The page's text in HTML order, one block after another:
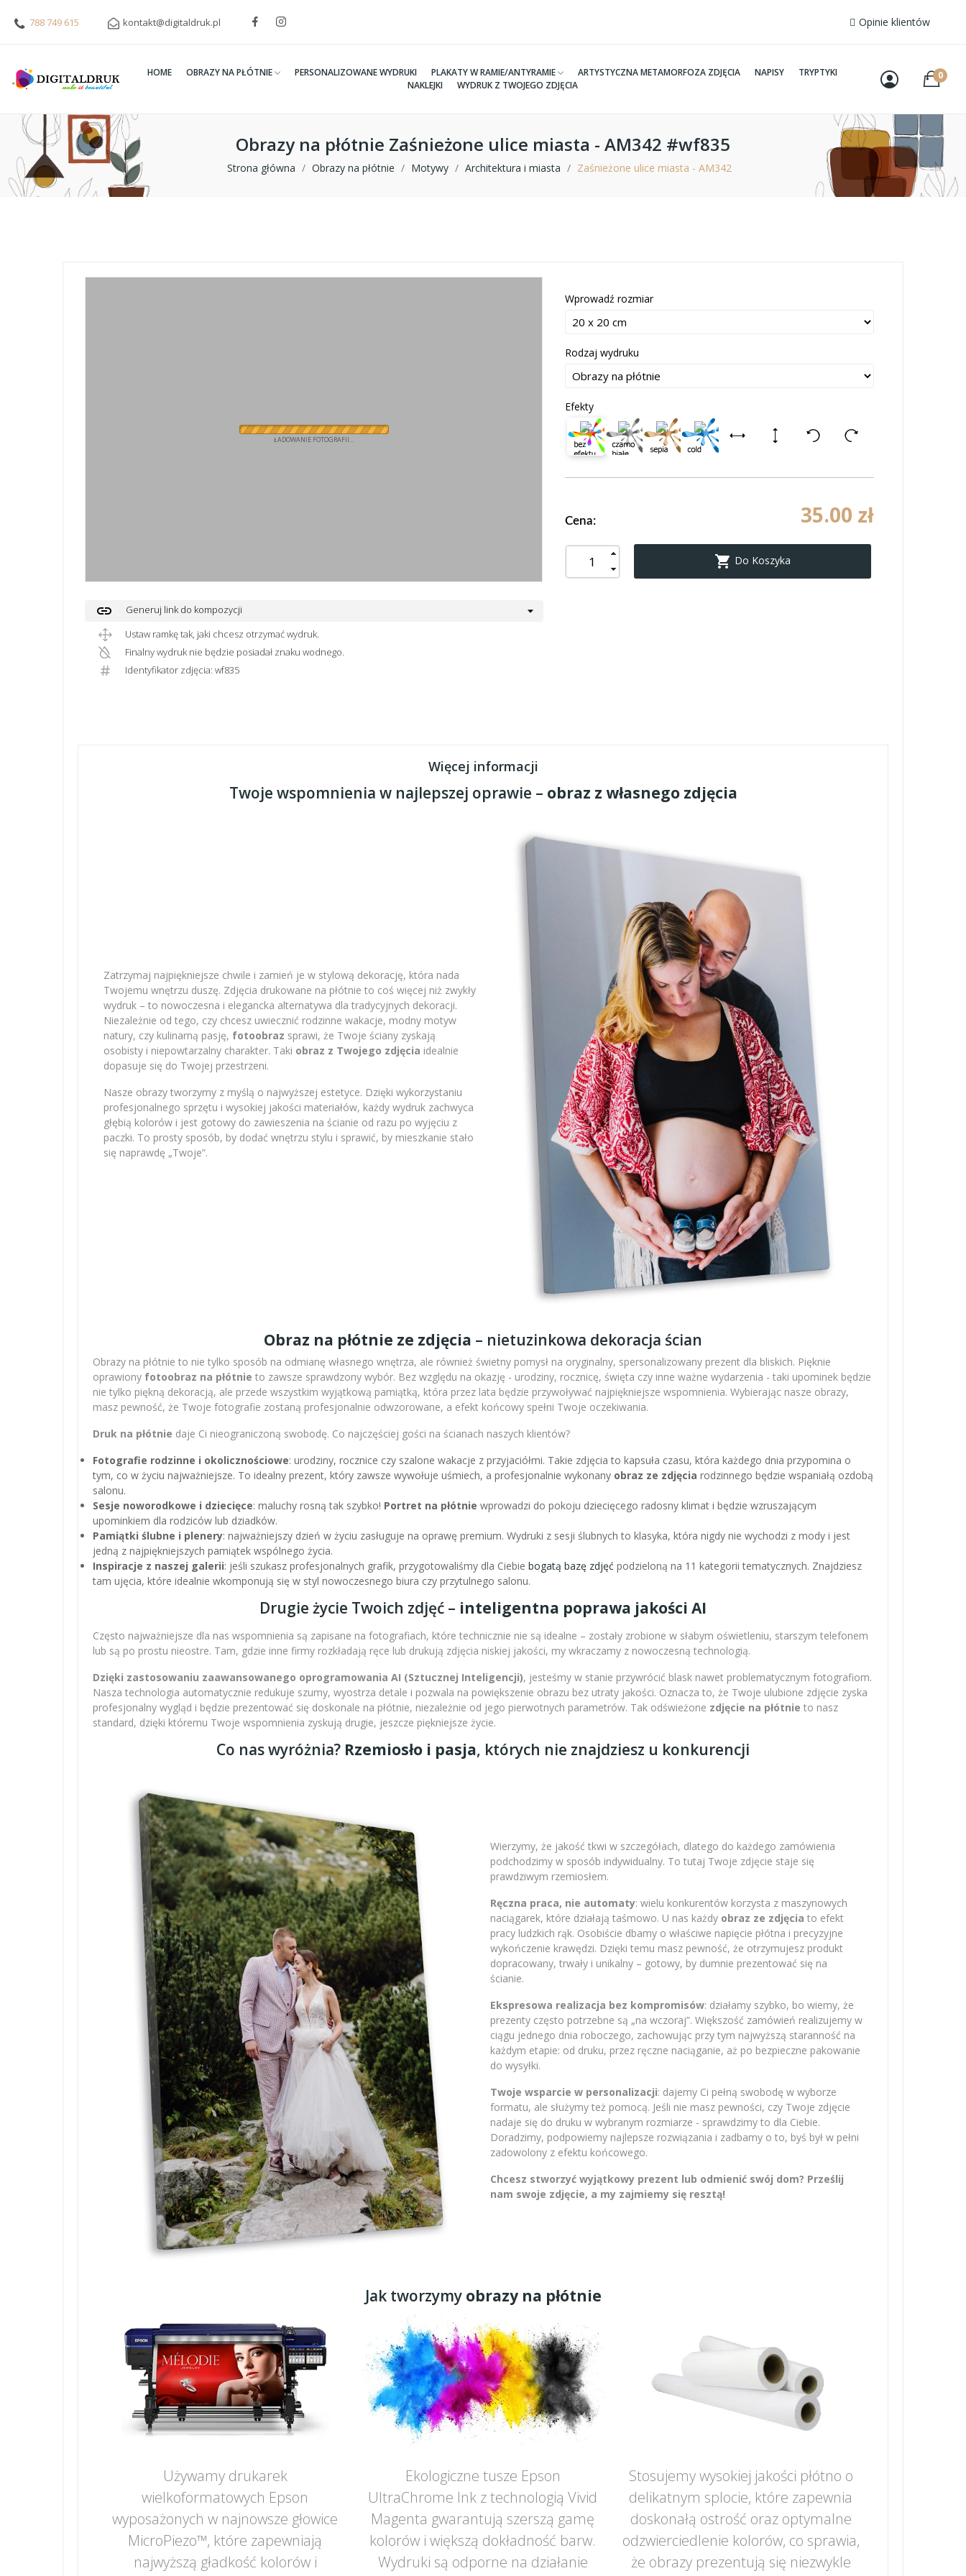
788 749 615 kontakt@digitaldruk.pl Opinie klientów
HOME OBRAZY NA PŁÓTNIE PERSONALIZOWANE WYDRUKI PLAKATY W RAMIE/ANTYRAMIE ARTYSTYCZNA METAMORFOZA ZDJĘCIA NAPISY
TRYPTYKI
NAKLEJKI
WYDRUK Z TWOJEGO ZDJĘCIA
0
Obrazy na płótnie Zaśnieżone ulice miasta - AM342 #wf835
Strona główna Obrazy na płótnie Motywy Architektura i miasta Zaśnieżone ulice miasta - AM342
ŁADOWANIE FOTOGRAFII...
link
Generuj link do kompozycji
Ustaw ramkę tak, jaki chcesz otrzymać wydruk.
Finalny wydruk nie będzie posiadał znaku wodnego.
Identyfikator zdjęcia: wf835
Wprowadź rozmiar
Rodzaj wydruku
Efekty
Cena: 35.00 zł
 Do Koszyka
Więcej informacji
Twoje wspomnienia w najlepszej oprawie – obraz z własnego zdjęcia
Zatrzymaj najpiękniejsze chwile i zamień je w stylową dekorację, która nada
Twojemu wnętrzu duszę. Zdjęcia drukowane na płótnie to coś więcej niż zwykły
wydruk – to nowoczesna i elegancka alternatywa dla tradycyjnych dekoracji.
Niezależnie od tego, czy chcesz uwiecznić rodzinne wakacje, modny motyw
natury, czy kulinarną pasję, fotoobraz sprawi, że Twoje ściany zyskają
osobisty i niepowtarzalny charakter. Taki obraz z Twojego zdjęcia idealnie
dopasuje się do Twojej przestrzeni.
Nasze obrazy tworzymy z myślą o najwyższej estetyce. Dzięki wykorzystaniu
profesjonalnego sprzętu i wysokiej jakości materiałów, każdy wydruk zachwyca
głębią kolorów i jest gotowy do zawieszenia na ścianie od razu po wyjęciu z
paczki. To prosty sposób, by dodać wnętrzu stylu i sprawić, by mieszkanie stało
się naprawdę „Twoje”.
Obraz na płótnie ze zdjęcia – nietuzinkowa dekoracja ścian
Obrazy na płótnie to nie tylko sposób na odmianę własnego wnętrza, ale również świetny pomysł na oryginalny, spersonalizowany prezent dla bliskich. Pięknie
oprawiony fotoobraz na płótnie to zawsze sprawdzony wybór. Bez względu na okazję - urodziny, rocznicę, święta czy inne ważne wydarzenia - taki upominek będzie
nie tylko piękną dekoracją, ale przede wszystkim wyjątkową pamiątką, która przez lata będzie przywoływać najpiękniejsze wspomnienia. Wybierając nasze obrazy,
masz pewność, że Twoje fotografie zostaną profesjonalnie odwzorowane, a efekt końcowy spełni Twoje oczekiwania.
Druk na płótnie daje Ci nieograniczoną swobodę. Co najczęściej gości na ścianach naszych klientów?
Fotografie rodzinne i okolicznościowe: urodziny, rocznice czy szalone wakacje z przyjaciółmi. Takie zdjęcia to kapsuła czasu, która każdego dnia przypomina o
tym, co w życiu najważniejsze. To idealny prezent, który zawsze wywołuje uśmiech, a profesjonalnie wykonany obraz ze zdjęcia rodzinnego będzie wspaniałą ozdobą
salonu.
Sesje noworodkowe i dziecięce: maluchy rosną tak szybko! Portret na płótnie wprowadzi do pokoju dziecięcego radosny klimat i będzie wzruszającym
upominkiem dla rodziców lub dziadków.
Pamiątki ślubne i plenery: najważniejszy dzień w życiu zasługuje na oprawę premium. Wydruki z sesji ślubnych to klasyka, która nigdy nie wychodzi z mody i jest
jedną z najpiękniejszych pamiątek wspólnego życia.
Inspiracje z naszej galerii: jeśli szukasz profesjonalnych grafik, przygotowaliśmy dla Ciebie bogatą bazę zdjęć podzieloną na 11 kategorii tematycznych. Znajdziesz
tam ujęcia, które idealnie wkomponują się w styl nowoczesnego biura czy przytulnego salonu.
Drugie życie Twoich zdjęć – inteligentna poprawa jakości AI
Często najważniejsze dla nas wspomnienia są zapisane na fotografiach, które technicznie nie są idealne – zostały zrobione w słabym oświetleniu, starszym telefonem
lub są po prostu nieostre. Tam, gdzie inne firmy rozkładają ręce lub drukują zdjęcia niskiej jakości, my wkraczamy z nowoczesną technologią.
Dzięki zastosowaniu zaawansowanego oprogramowania AI (Sztucznej Inteligencji), jesteśmy w stanie przywrócić blask nawet problematycznym fotografiom.
Nasza technologia automatycznie redukuje szumy, wyostrza detale i pozwala na powiększenie obrazu bez utraty jakości. Oznacza to, że Twoje ulubione zdjęcie zyska
profesjonalny wygląd i będzie prezentować się doskonale na płótnie, niezależnie od jego pierwotnych parametrów. Tak odświeżone zdjęcie na płótnie to nasz
standard, dzięki któremu Twoje wspomnienia zyskują drugie, jeszcze piękniejsze życie.
Co nas wyróżnia? Rzemiosło i pasja, których nie znajdziesz u konkurencji
Wierzymy, że jakość tkwi w szczegółach, dlatego do każdego zamówienia
podchodzimy w sposób indywidualny. To tutaj Twoje zdjęcie staje się
prawdziwym rzemiosłem.
Ręczna praca, nie automaty: wielu konkurentów korzysta z maszynowych
naciągarek, które działają taśmowo. U nas każdy obraz ze zdjęcia to efekt
pracy ludzkich rąk. Osobiście dbamy o właściwe napięcie płótna i precyzyjne
wykończenie krawędzi. Dzięki temu masz pewność, że otrzymujesz produkt
dopracowany, trwały i unikalny – gotowy, by dumnie prezentować się na
ścianie.
Ekspresowa realizacja bez kompromisów: działamy szybko, bo wiemy, że
prezenty często potrzebne są „na wczoraj”. Większość zamówień realizujemy w
ciągu jednego dnia roboczego, zachowując przy tym najwyższą staranność na
każdym etapie: od druku, przez ręczne naciąganie, aż po bezpieczne pakowanie
do wysyłki.
Twoje wsparcie w personalizacji: dajemy Ci pełną swobodę w wyborze
formatu, ale służymy też pomocą. Jeśli nie masz pewności, czy Twoje zdjęcie
nadaje się do druku w wybranym rozmiarze - sprawdzimy to dla Ciebie.
Doradzimy, podpowiemy najlepsze rozwiązania i zadbamy o to, byś był w pełni
zadowolony z efektu końcowego.
Chcesz stworzyć wyjątkowy prezent lub odmienić swój dom? Prześlij
nam swoje zdjęcie, a my zajmiemy się resztą!
Jak tworzymyobrazy na płótnie
Używamy drukarek
wielkoformatowych Epson
wyposażonych w najnowsze głowice
MicroPiezo™, które zapewniają
najwyższą gładkość kolorów i
Ekologiczne tusze Epson
UltraChrome Ink z technologią Vivid
Magenta gwarantują szerszą gamę
kolorów i większą dokładność barw.
Wydruki są odporne na działanie
Stosujemy wysokiej jakości płótno o
delikatnym splocie, które zapewnia
doskonałą ostrość oraz optymalne
odzwierciedlenie kolorów, co sprawia,
że obrazy prezentują się niezwykle